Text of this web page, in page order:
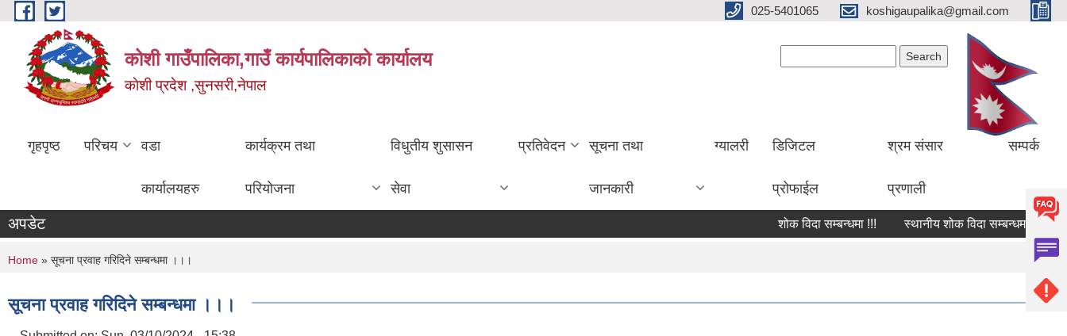
Skip to main content 025-5401065 koshigaupalika@gmail.com
कोशी गाउँपालिका,गाउँ कार्यपालिकाको कार्यालय
काेशी प्रदेश ,सुनसरी,नेपाल
गृहपृष्ठ परिचय वडा
कार्यालयहरु
कार्यक्रम तथा
परियोजना
विधुतीय शुसासन
सेवा
प्रतिवेदन सूचना तथा
जानकारी
ग्यालरी डिजिटल
प्रोफाईल
श्रम संसार
प्रणाली
सम्पर्क
अपडेट शोक विदा सम्बन्धमा !!! स्थानीय शोक विदा सम्बन्धमा !!!
You are here
Home » सूचना प्रवाह गरिदिने सम्बन्धमा ।।।
सूचना प्रवाह गरिदिने सम्बन्धमा ।।।